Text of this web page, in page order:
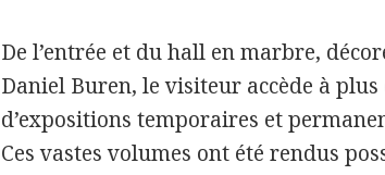
De l’entrée et du hall en marbre,
Daniel Buren, le visiteur accède à plus
d’expositions temporaires et
Ces vastes volumes ont été rendus